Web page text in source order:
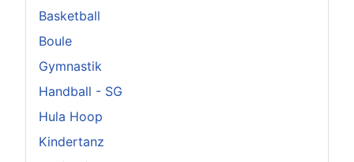
Basketball
Boule
Gymnastik
Handball - SG
Hula Hoop
Kindertanz